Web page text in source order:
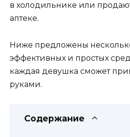
в холодильнике или
аптеке.
Ниже предложены
эффективных и простых
каждая девушка сможет
руками.
Содержание